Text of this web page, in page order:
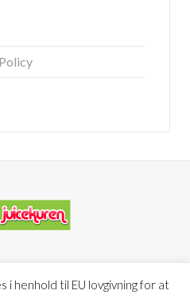
i henhold til EU lovgivning for at